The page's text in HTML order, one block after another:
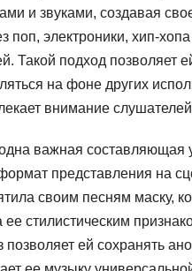
и звуками, создавая
поп, электроники, хип-
Такой подход позволяет
на фоне других
внимание
важная составляющая
представления на
своим песням маску,
ее стилистическим
позволяет ей сохранять